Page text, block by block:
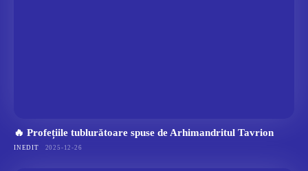
🔥 Profețiile tublurătoare spuse de Arhimandritul Tavrion
INEDIT 2025-12-26